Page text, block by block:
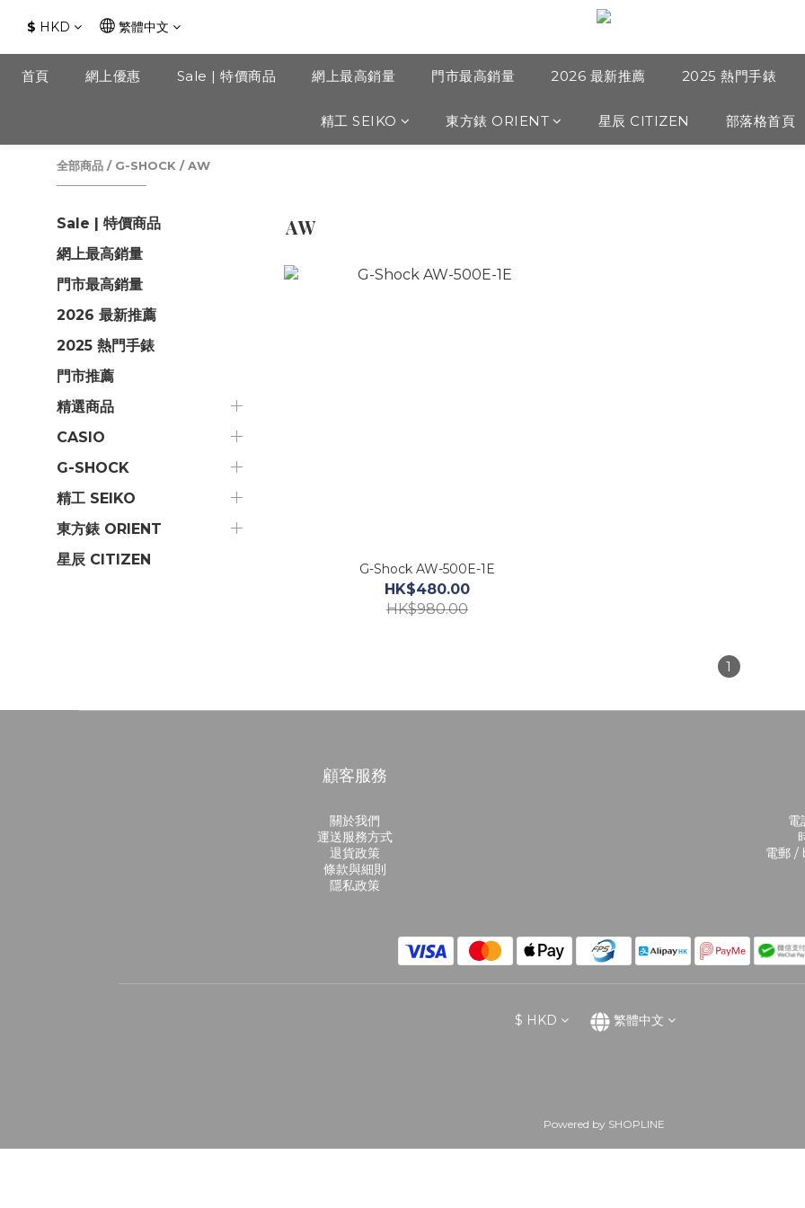
$ HKD 繁體中文
首頁 網上優惠 Sale | 特價商品 網上最高銷量 門市最高銷量 2026 最新推薦 2025 熱門手錶
精工 SEIKO 東方錶 ORIENT 星辰 CITIZEN 部落格首頁
全部商品 / G-SHOCK /AW
Sale | 特價商品
網上最高銷量
門市最高銷量
2026 最新推薦
2025 熱門手錶
門市推薦
精選商品
CASIO
G-SHOCK
精工 SEIKO
東方錶 ORIENT
星辰 CITIZEN
AW
G-Shock AW-500E-1E
HK$480.00
HK$980.00
1
顧客服務
關於我們
運送服務方式
退貨政策
條款與細則
隱私政策
電
電郵
$ HKD 繁體中文
Powered by SHOPLINE